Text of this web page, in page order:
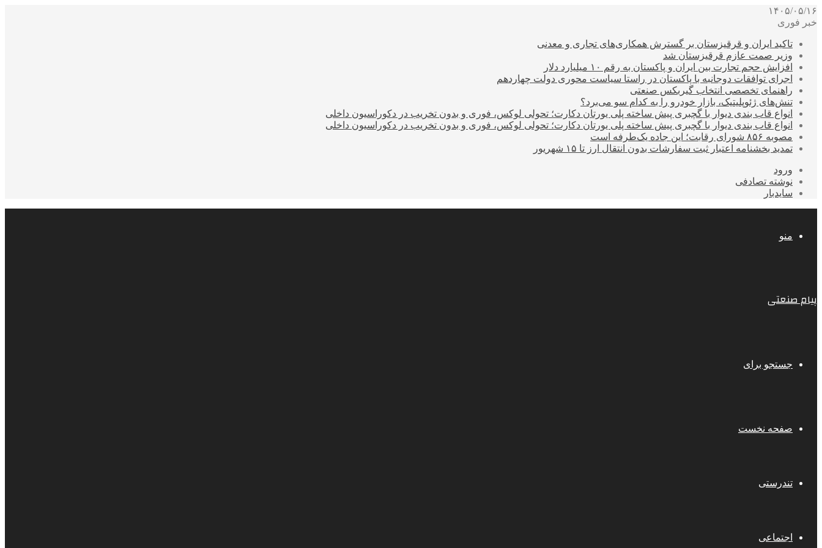
۱۴۰۵/۰۵/۱۶
خبر فوری
تاکید ایران و قرقیزستان بر گسترش همکاری‌های تجاری و معدنی
وزیر صمت عازم قرقیزستان شد
افزایش حجم تجارت بین ایران و پاکستان به رقم ۱۰ میلیارد دلار
اجرای توافقات دوجانبه با پاکستان در راستا سیاست محوری دولت چهاردهم
راهنمای تخصصی انتخاب گیربکس صنعتی
تنش‌های ژئوپلیتیک، بازار خودرو را به کدام سو می‌برد؟
انواع قاب بندی دیوار با گچبری پیش ساخته پلی یورتان دکارت؛ تحولی لوکس، فوری و بدون تخریب در دکوراسیون داخلی
انواع قاب بندی دیوار با گچبری پیش ساخته پلی یورتان دکارت؛ تحولی لوکس، فوری و بدون تخریب در دکوراسیون داخلی
مصوبه ۸۵۶ شورای رقابت؛ این جاده یک‌طرفه است
تمدید بخشنامه اعتبار ثبت سفارشات بدون انتقال ارز تا ۱۵ شهریور
ورود
نوشته تصادفی
سایدبار
منو
پیام صنعتی
جستجو برای
صفحه نخست
تندرستی
اجتماعی